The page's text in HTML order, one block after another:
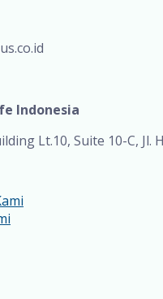
Indonesia
Lt.10, Suite 10-C, Jl.